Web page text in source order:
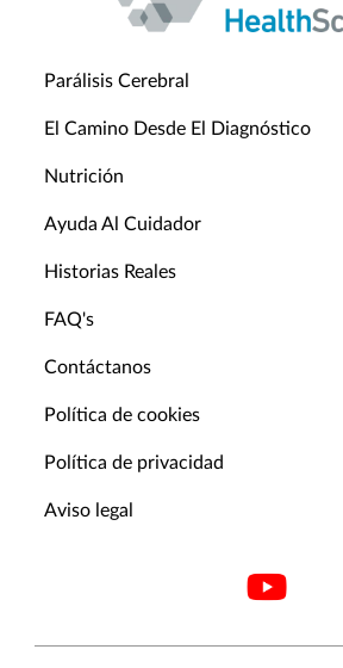
Parálisis Cerebral
El Camino Desde El Diagnóstico
Nutrición
Ayuda Al Cuidador
Historias Reales
FAQ's
Contáctanos
Política de cookies
Política de privacidad
Aviso legal